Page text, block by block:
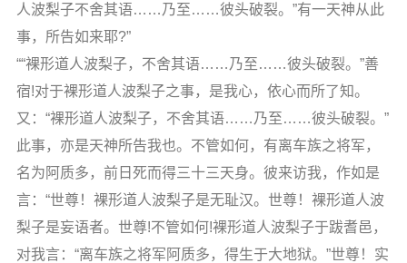
人波梨子不舍其语……乃至……彼头破裂。”有一天神从此
事，所告如来耶?”
““裸形道人波梨子，不舍其语……乃至……彼头破裂。”善
宿!对于裸形道人波梨子之事，是我心，依心而所了知。
又：“裸形道人波梨子，不舍其语……乃至……彼头破裂。”
此事，亦是天神所告我也。不管如何，有离车族之将军，
名为阿质多，前日死而得三十三天身。彼来访我，作如是
言：“世尊！裸形道人波梨子是无耻汉。世尊！裸形道人波
梨子是妄语者。世尊!不管如何!裸形道人波梨子于跋耆邑，
对我言：“离车族之将军阿质多，得生于大地狱。”世尊！实